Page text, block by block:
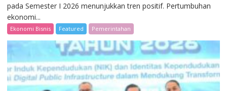
pada Semester I 2026 menunjukkan tren positif. Pertumbuhan
ekonomi...
Ekonomi Bisnis Featured Pemerintahan